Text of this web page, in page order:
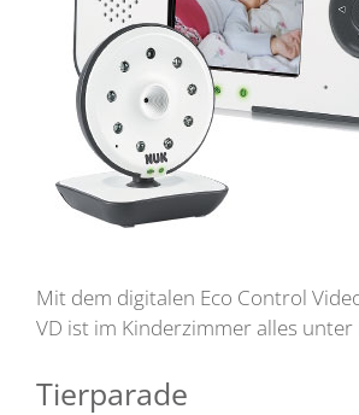
Mit dem digitalen Eco Control
VD ist im Kinderzimmer alles
Tierparade